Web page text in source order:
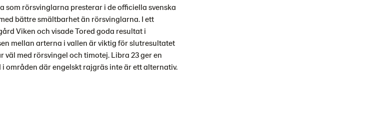
som rörsvinglarna presterar i de officiella svenska
bättre smältbarhet än rörsvinglarna. I ett
Viken och visade Tored goda resultat i
mellan arterna i vallen är viktig för slutresultatet
med rörsvingel och timotej. Libra 23 ger en
områden där engelskt rajgräs inte är ett alternativ.